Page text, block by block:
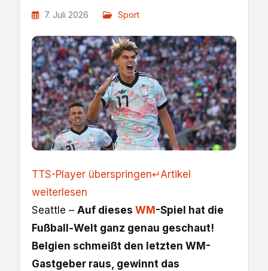
7. Juli 2026 Sport
TTS-Player überspringen↵Artikel
weiterlesen
Seattle – Auf dieses WM -Spiel hat die
Fußball-Welt ganz genau geschaut!
Belgien schmeißt den letzten WM-
Gastgeber raus, gewinnt das